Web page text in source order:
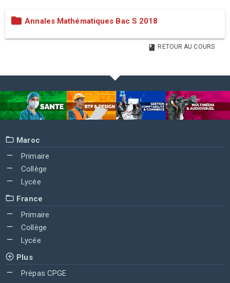
Annales Mathématiques Bac S 2018
RETOUR AU COURS
Maroc
Primaire
Collège
Lycée
France
Primaire
Collège
Lycée
Plus
Prépas CPGE